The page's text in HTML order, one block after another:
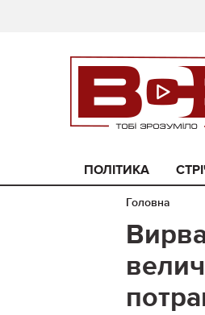
ПОЛІТИКА
Головна